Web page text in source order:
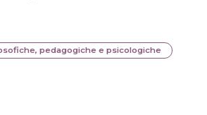
pedagogiche e psicologiche